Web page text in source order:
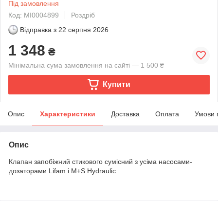
Під замовлення
Код: MI0004899
Роздріб
Відправка з 22 серпня 2026
1 348 ₴
Мінімальна сума замовлення на сайті — 1 500 ₴
Купити
Опис Характеристики Доставка Оплата Умови
Опис
Клапан запобіжний стикового сумісний з усіма насосами-
дозаторами Lifam і M+S Hydraulic.